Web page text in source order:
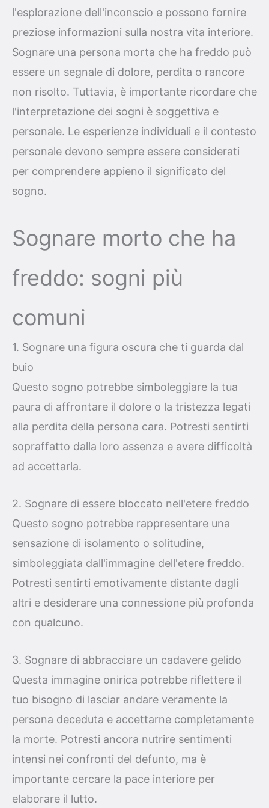
l'esplorazione dell'inconscio e possono fornire
preziose informazioni sulla nostra vita interiore.
Sognare una persona morta che ha freddo può
essere un segnale di dolore, perdita o rancore
non risolto. Tuttavia, è importante ricordare che
l'interpretazione dei sogni è soggettiva e
personale. Le esperienze individuali e il contesto
personale devono sempre essere considerati
per comprendere appieno il significato del
sogno.
Sognare morto che ha
freddo: sogni più
comuni
1. Sognare una figura oscura che ti guarda dal
buio
Questo sogno potrebbe simboleggiare la tua
paura di affrontare il dolore o la tristezza legati
alla perdita della persona cara. Potresti sentirti
sopraffatto dalla loro assenza e avere difficoltà
ad accettarla.
2. Sognare di essere bloccato nell'etere freddo
Questo sogno potrebbe rappresentare una
sensazione di isolamento o solitudine,
simboleggiata dall'immagine dell'etere freddo.
Potresti sentirti emotivamente distante dagli
altri e desiderare una connessione più profonda
con qualcuno.
3. Sognare di abbracciare un cadavere gelido
Questa immagine onirica potrebbe riflettere il
tuo bisogno di lasciar andare veramente la
persona deceduta e accettarne completamente
la morte. Potresti ancora nutrire sentimenti
intensi nei confronti del defunto, ma è
importante cercare la pace interiore per
elaborare il lutto.